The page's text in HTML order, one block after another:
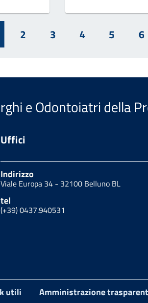
2 3 4 5 6
e Odontoiatri della
Uffici
Indirizzo
Viale Europa 34 - 32100 Belluno BL
tel
(+39) 0437.940531
utili Amministrazione